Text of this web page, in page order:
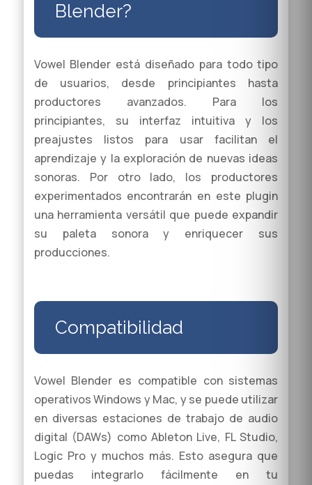
Blender?
Vowel Blender está diseñado para todo tipo
de usuarios, desde principiantes hasta
productores avanzados. Para los
principiantes, su interfaz intuitiva y los
preajustes listos para usar facilitan el
aprendizaje y la exploración de nuevas ideas
sonoras. Por otro lado, los productores
experimentados encontrarán en este plugin
una herramienta versátil que puede expandir
su paleta sonora y enriquecer sus
producciones.
Compatibilidad
Vowel Blender es compatible con sistemas
operativos Windows y Mac, y se puede utilizar
en diversas estaciones de trabajo de audio
digital (DAWs) como Ableton Live, FL Studio,
Logic Pro y muchos más. Esto asegura que
puedas integrarlo fácilmente en tu